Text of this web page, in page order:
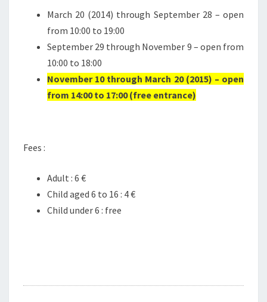
March 20 (2014) through September 28 – open
from 10:00 to 19:00
September 29 through November 9 – open from
10:00 to 18:00
November 10 through March 20 (2015) – open
from 14:00 to 17:00 (free entrance)
Fees :
Adult : 6 €
Child aged 6 to 16 : 4 €
Child under 6 : free